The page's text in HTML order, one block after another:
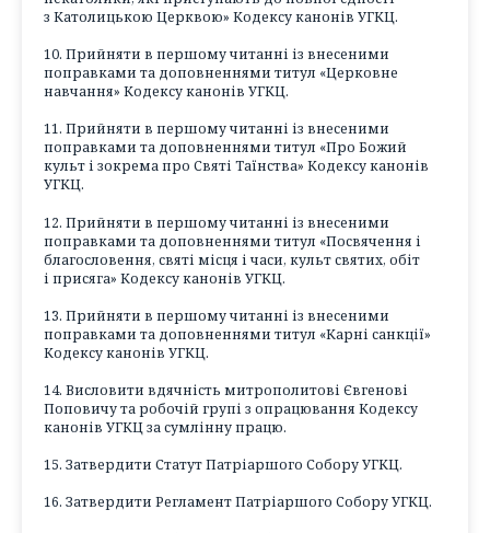
з Католицькою Церквою» Кодексу канонів УГКЦ.
10. Прийняти в першому читанні із внесеними
поправками та доповненнями титул «Церковне
навчання» Кодексу канонів УГКЦ.
11. Прийняти в першому читанні із внесеними
поправками та доповненнями титул «Про Божий
культ і зокрема про Святі Таїнства» Кодексу канонів
УГКЦ.
12. Прийняти в першому читанні із внесеними
поправками та доповненнями титул «Посвячення і
благословення, святі місця і часи, культ святих, обіт
і присяга» Кодексу канонів УГКЦ.
13. Прийняти в першому читанні із внесеними
поправками та доповненнями титул «Карні санкції»
Кодексу канонів УГКЦ.
14. Висловити вдячність митрополитові Євгенові
Поповичу та робочій групі з опрацювання Кодексу
канонів УГКЦ за сумлінну працю.
15. Затвердити Статут Патріаршого Собору УГКЦ.
16. Затвердити Регламент Патріаршого Собору УГКЦ.